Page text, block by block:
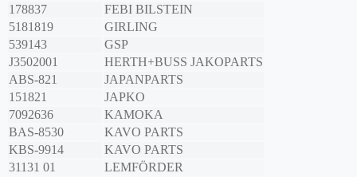
178837
FEBI BILSTEIN
5181819
GIRLING
539143
GSP
J3502001
HERTH+BUSS JAKOPARTS
ABS-821
JAPANPARTS
151821
JAPKO
7092636
KAMOKA
BAS-8530
KAVO PARTS
KBS-9914
KAVO PARTS
31131 01
LEMFÖRDER